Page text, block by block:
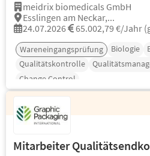
meidrix biomedicals GmbH
Esslingen am Neckar,...
24.07.2026
65.002,79 €/Jahr
Wareneingangsprüfung Biologie
Qualitätskontrolle
Change Control
Mitarbeiter